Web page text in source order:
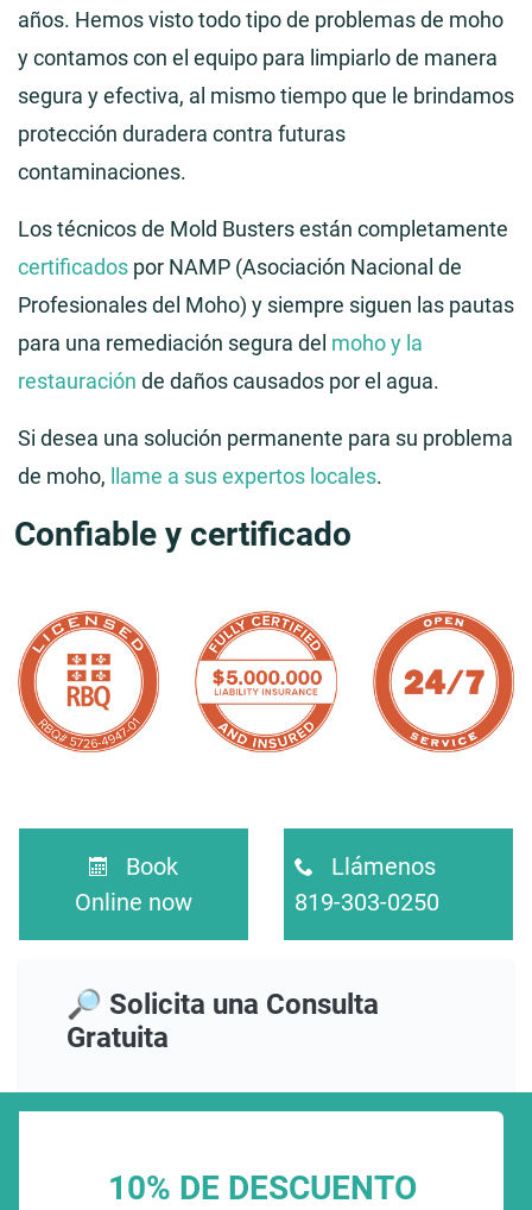
años. Hemos visto todo tipo de problemas de moho
y contamos con el equipo para limpiarlo de manera
segura y efectiva, al mismo tiempo que le brindamos
protección duradera contra futuras
contaminaciones.
Los técnicos de Mold Busters están completamente
certificados por NAMP (Asociación Nacional de
Profesionales del Moho) y siempre siguen las pautas
para una remediación segura del moho y la
restauración de daños causados por el agua.
Si desea una solución permanente para su problema
de moho,
llame a sus expertos locales.
Confiable y certificado
Book
Online now
Llámenos
819-303-0250
🔎 Solicita una Consulta
Gratuita
10% DE DESCUENTO